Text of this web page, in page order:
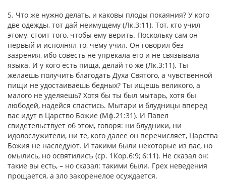
5. Что же нужно делать, и каковы плоды покаяния? У кого
две одежды, тот дай неимущему (Лк.3:11). Тот, кто учил
этому, стоит того, чтобы ему верить. Поскольку сам он
первый и исполнял то, чему учил. Он говорил без
зазрения, ибо совесть не упрекала его и не связывала
языка. И у кого есть пища, делай то же (Лк.3:11). Ты
желаешь получить благодать Духа Святого, а чувственной
пищи не удостаиваешь бедных? Ты ищешь великого, а
малого не уделяешь? Хотя бы ты был мытарь, хотя бы
любодей, надейся спастись. Мытари и блудницы вперед
вас идут в Царство Божие (Мф.21:31). И Павел
свидетельствует об этом, говоря: ни блудники, ни
идолослужители, ни те, кого далее он перечисляет, Царства
Божия не наследуют. И такими были некоторые из вас, но
омылись, но освятилисъ (ср. 1Кор.6:9; 6:11). Не сказал он:
такие вы есть, – но сказал: такими были. Грех неведения
прощается, а зло закоренелое осуждается.